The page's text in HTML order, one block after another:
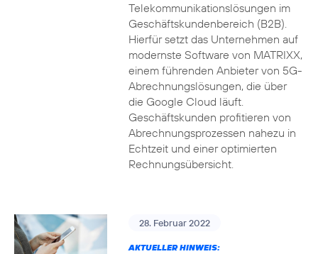
Telekommunikationslösungen im
Geschäftskundenbereich (B2B).
Hierfür setzt das Unternehmen auf
modernste Software von MATRIXX,
einem führenden Anbieter von 5G-
Abrechnungslösungen, die über
die Google Cloud läuft.
Geschäftskunden profitieren von
Abrechnungsprozessen nahezu in
Echtzeit und einer optimierten
Rechnungsübersicht.
28. Februar 2022
AKTUELLER HINWEIS: